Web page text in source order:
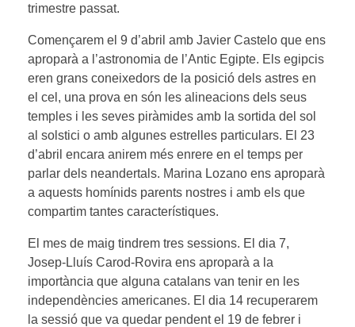
trimestre passat.
Començarem el 9 d’abril amb Javier Castelo que ens
aproparà a l’astronomia de l’Antic Egipte. Els egipcis
eren grans coneixedors de la posició dels astres en
el cel, una prova en són les alineacions dels seus
temples i les seves piràmides amb la sortida del sol
al solstici o amb algunes estrelles particulars. El 23
d’abril encara anirem més enrere en el temps per
parlar dels neandertals. Marina Lozano ens aproparà
a aquests homínids parents nostres i amb els que
compartim tantes característiques.
El mes de maig tindrem tres sessions. El dia 7,
Josep-Lluís Carod-Rovira ens aproparà a la
importància que alguna catalans van tenir en les
independències americanes. El dia 14 recuperarem
la sessió que va quedar pendent el 19 de febrer i